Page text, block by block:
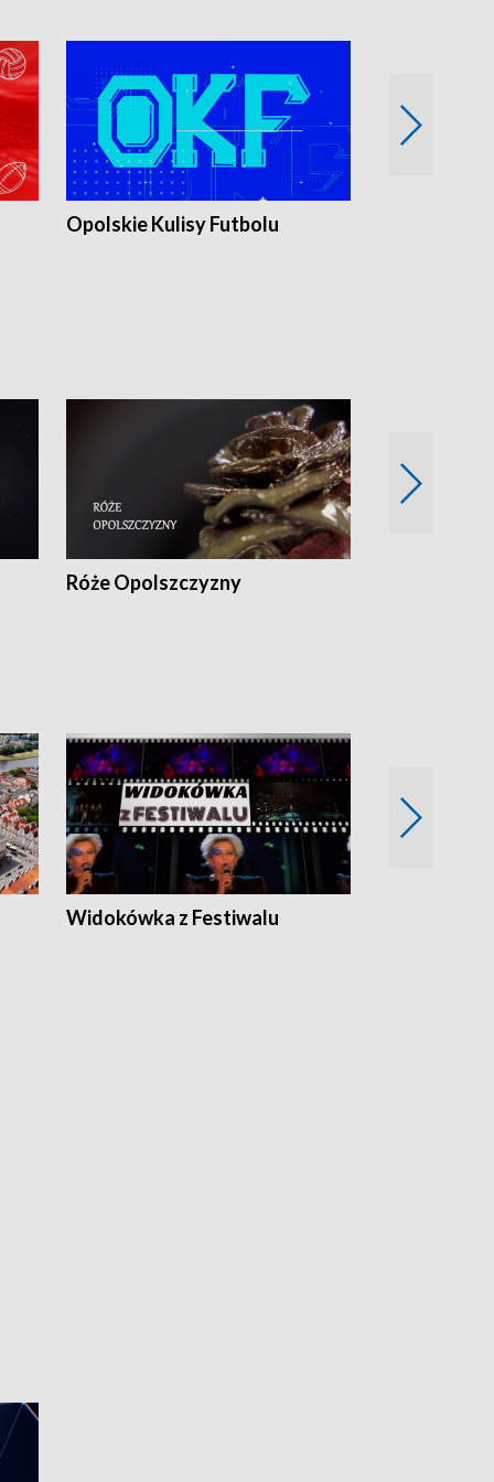
Opolskie Kulisy Futbolu
Róże Opolszczyzny
Widokówka z Festiwalu